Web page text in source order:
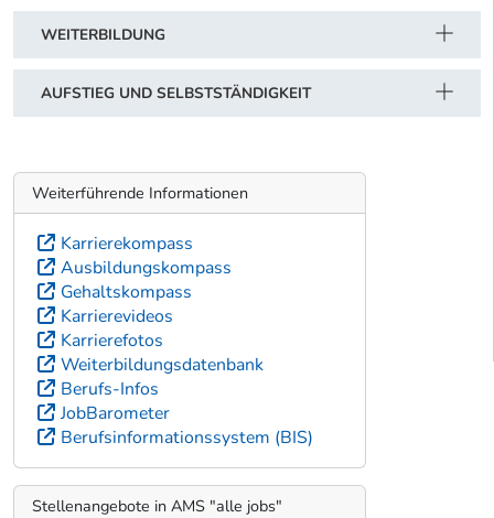
WEITERBILDUNG
AUFSTIEG UND SELBSTSTÄNDIGKEIT
Weiterführende Informationen
Karrierekompass
Ausbildungskompass
Gehaltskompass
Karrierevideos
Karrierefotos
Weiterbildungsdatenbank
Berufs-Infos
JobBarometer
Berufsinformationssystem (BIS)
Stellenangebote in AMS "alle jobs"